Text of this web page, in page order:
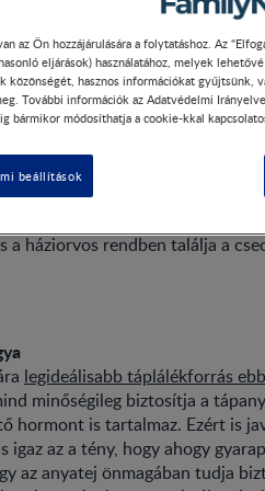
baba
a növekedés mértéke
indul el a jelentősebb
a háziorvos rendben találja a
legideálisabb táplálékforrás
minőségileg biztosítja a
hormont is tartalmaz. Ezért is
igaz az a tény, hogy ahogy
az anyatej önmagában tudja
az Ön hozzájárulására a folytatáshoz. Az
eljárások) használatához, melyek
közönségét, hasznos információkat
További információk az Adatvédelmi
bármikor módosíthatja a cookie-kkal
beállítások